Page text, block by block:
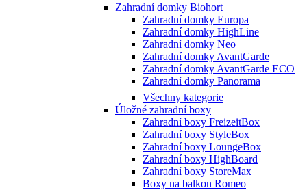
Zahradní domky Biohort
Zahradní domky Europa
Zahradní domky HighLine
Zahradní domky Neo
Zahradní domky AvantGarde
Zahradní domky AvantGarde ECO
Zahradní domky Panorama
Všechny kategorie
Úložné zahradní boxy
Zahradní boxy FreizeitBox
Zahradní boxy StyleBox
Zahradní boxy LoungeBox
Zahradní boxy HighBoard
Zahradní boxy StoreMax
Boxy na balkon Romeo